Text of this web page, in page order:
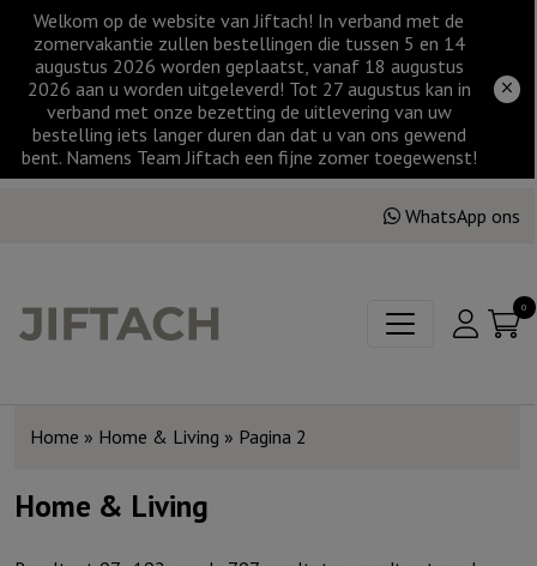
Welkom op de website van Jiftach! In verband met de
zomervakantie zullen bestellingen die tussen 5 en 14
augustus 2026 worden geplaatst, vanaf 18 augustus
2026 aan u worden uitgeleverd! Tot 27 augustus kan in
verband met onze bezetting de uitlevering van uw
bestelling iets langer duren dan dat u van ons gewend
bent. Namens Team Jiftach een fijne zomer toegewenst!
WhatsApp ons
0
Home » Home & Living » Pagina 2
Home & Living